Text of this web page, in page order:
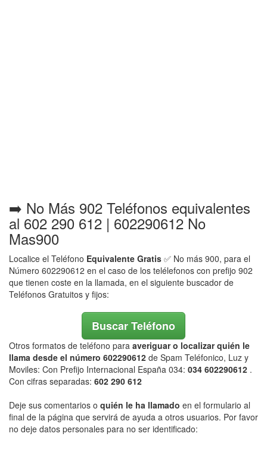
➡️ No Más 902 Teléfonos equivalentes
al 602 290 612 | 602290612 No
Mas900
Localice el Teléfono Equivalente Gratis ✅ No más 900, para el
Número 602290612 en el caso de los telélefonos con prefijo 902
que tienen coste en la llamada, en el siguiente buscador de
Teléfonos Gratuitos y fijos:
Buscar Teléfono
Otros formatos de teléfono para averiguar o localizar quién le
llama desde el número 602290612 de Spam Teléfonico, Luz y
Moviles: Con Prefijo Internacional España 034: 034 602290612 .
Con cifras separadas: 602 290 612
Deje sus comentarios o quién le ha llamado en el formulario al
final de la página que servirá de ayuda a otros usuarios. Por favor
no deje datos personales para no ser identificado: